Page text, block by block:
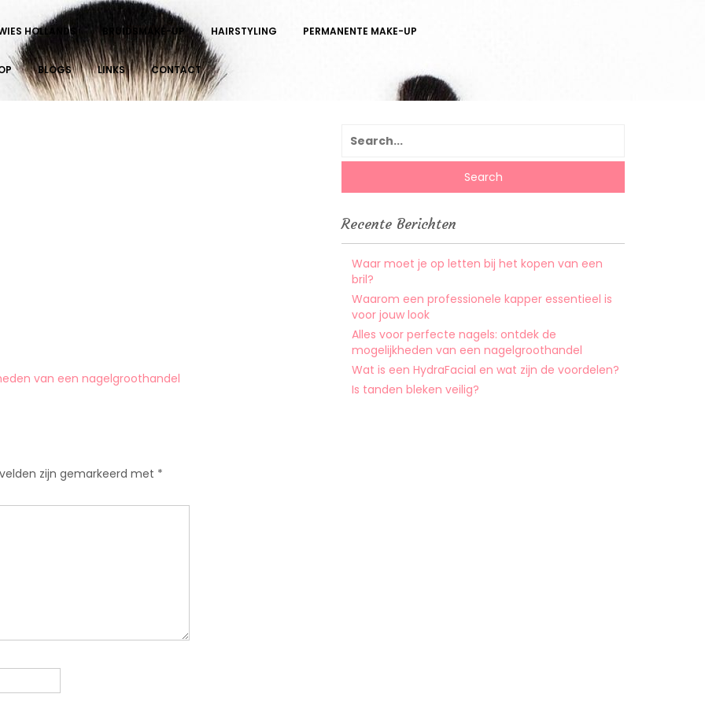
HOLLANDS BRUIDSMAKE-UP HAIRSTYLING PERMANENTE MAKE-UP
BLOGS LINKS CONTACT
lacquer-
van een nagelgroothandel
zijn gemarkeerd met *
for:
Recente Berichten
Waar moet je op letten bij het kopen van een
bril?
Waarom een professionele kapper essentieel is
voor jouw look
Alles voor perfecte nagels: ontdek de
mogelijkheden van een nagelgroothandel
Wat is een HydraFacial en wat zijn de voordelen?
Is tanden bleken veilig?